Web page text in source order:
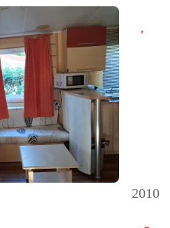
2010